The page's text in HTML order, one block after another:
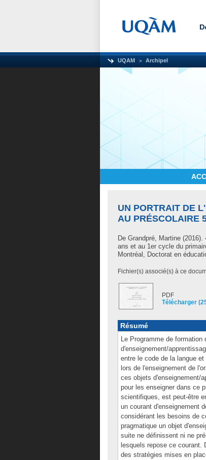
UQAM Archipel
UN PORTRAIT DE
AU PRÉSCOLAIRE
De Grandpré, Martine (2016).
ans et au 1er cycle du
Montréal, Doctorat en
Fichier(s) associé(s) à ce
PDF
Télécharger
Résumé
Le Programme de
d'enseignement/
entre le code de la langue
lors de l'enseignement de
ces objets d'enseignement/
pour les enseigner dans ce
scientifiques, est peut-être
un courant d'enseignement
considérant les besoins de
pragmatique un objet
suite ne définissent ni ne
lesquels repose ce
des stratégies mises en